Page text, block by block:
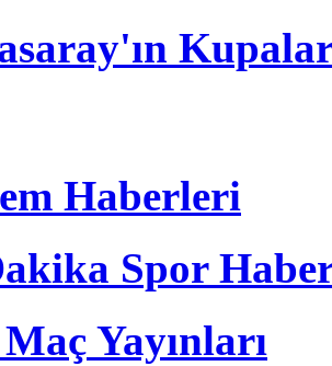
Haberleri
Spor
Yayınları